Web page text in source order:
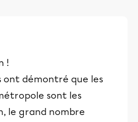
!
ont démontré que les
sont les
le grand nombre